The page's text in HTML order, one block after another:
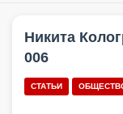
Никита
006
СТАТЬИ